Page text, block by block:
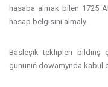
hasaba almak bilen 1725
hasap belgisini almaly.
Bäsleşik teklipleri bildiriş
gününiň dowamynda kabul